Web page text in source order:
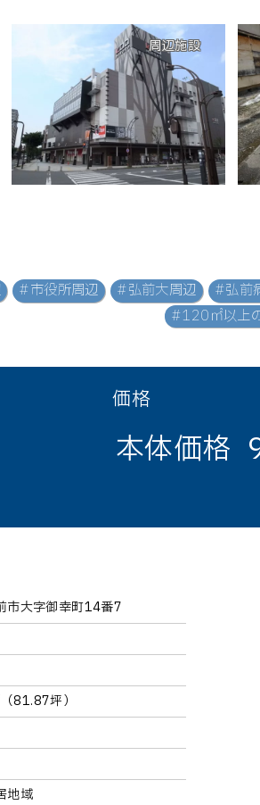
周辺施設
#市役所周辺 #弘前大周辺 #弘前
#120㎡以上
価格
本体価格
市大字御幸町14番7
81.87坪）
地域